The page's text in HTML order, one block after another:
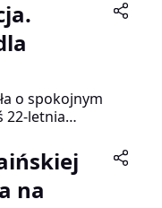
o spokojnym
22-letnia
w szóstym
nie
mimo
na